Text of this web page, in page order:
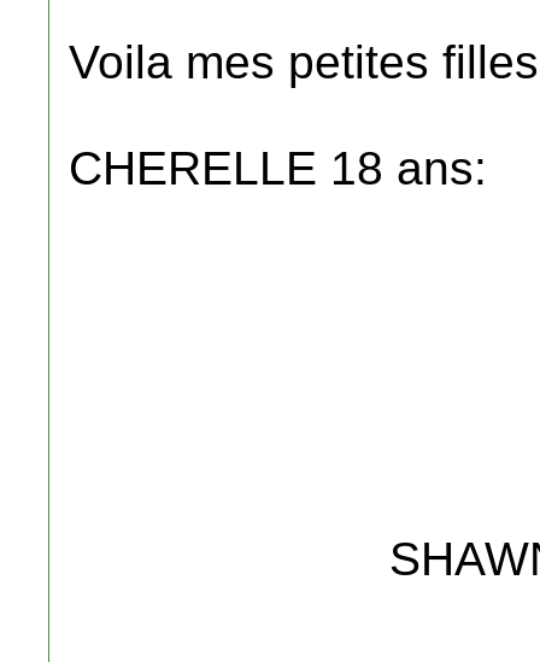
Voila mes petites
CHERELLE 18 ans: